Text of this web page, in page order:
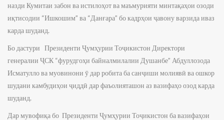
назди Кумитаи забон ва истилоҳот ва маъмурияти минтақаҳои озоди
иқтисодии “Ишкошим” ва “Данғара” бо кадрҳои ҷавону варзида иваз
карда шуданд.
Бо дастури Президенти Ҷумҳурии Тоҷикистон Директори
генералии ҶСК “фурудгоҳи байналмилалии Душанбе” Абдуллозода
Исматулло ва муовинони ӯ дар робита ба санҷиши молиявӣ ва ошкор
шудани камбудиҳои ҷиддӣ дар фаъолияташон аз вазифаҳо озод карда
шуданд.
Дар мувофиқа бо Президенти Ҷумҳурии Тоҷикистон ба вазифаҳои